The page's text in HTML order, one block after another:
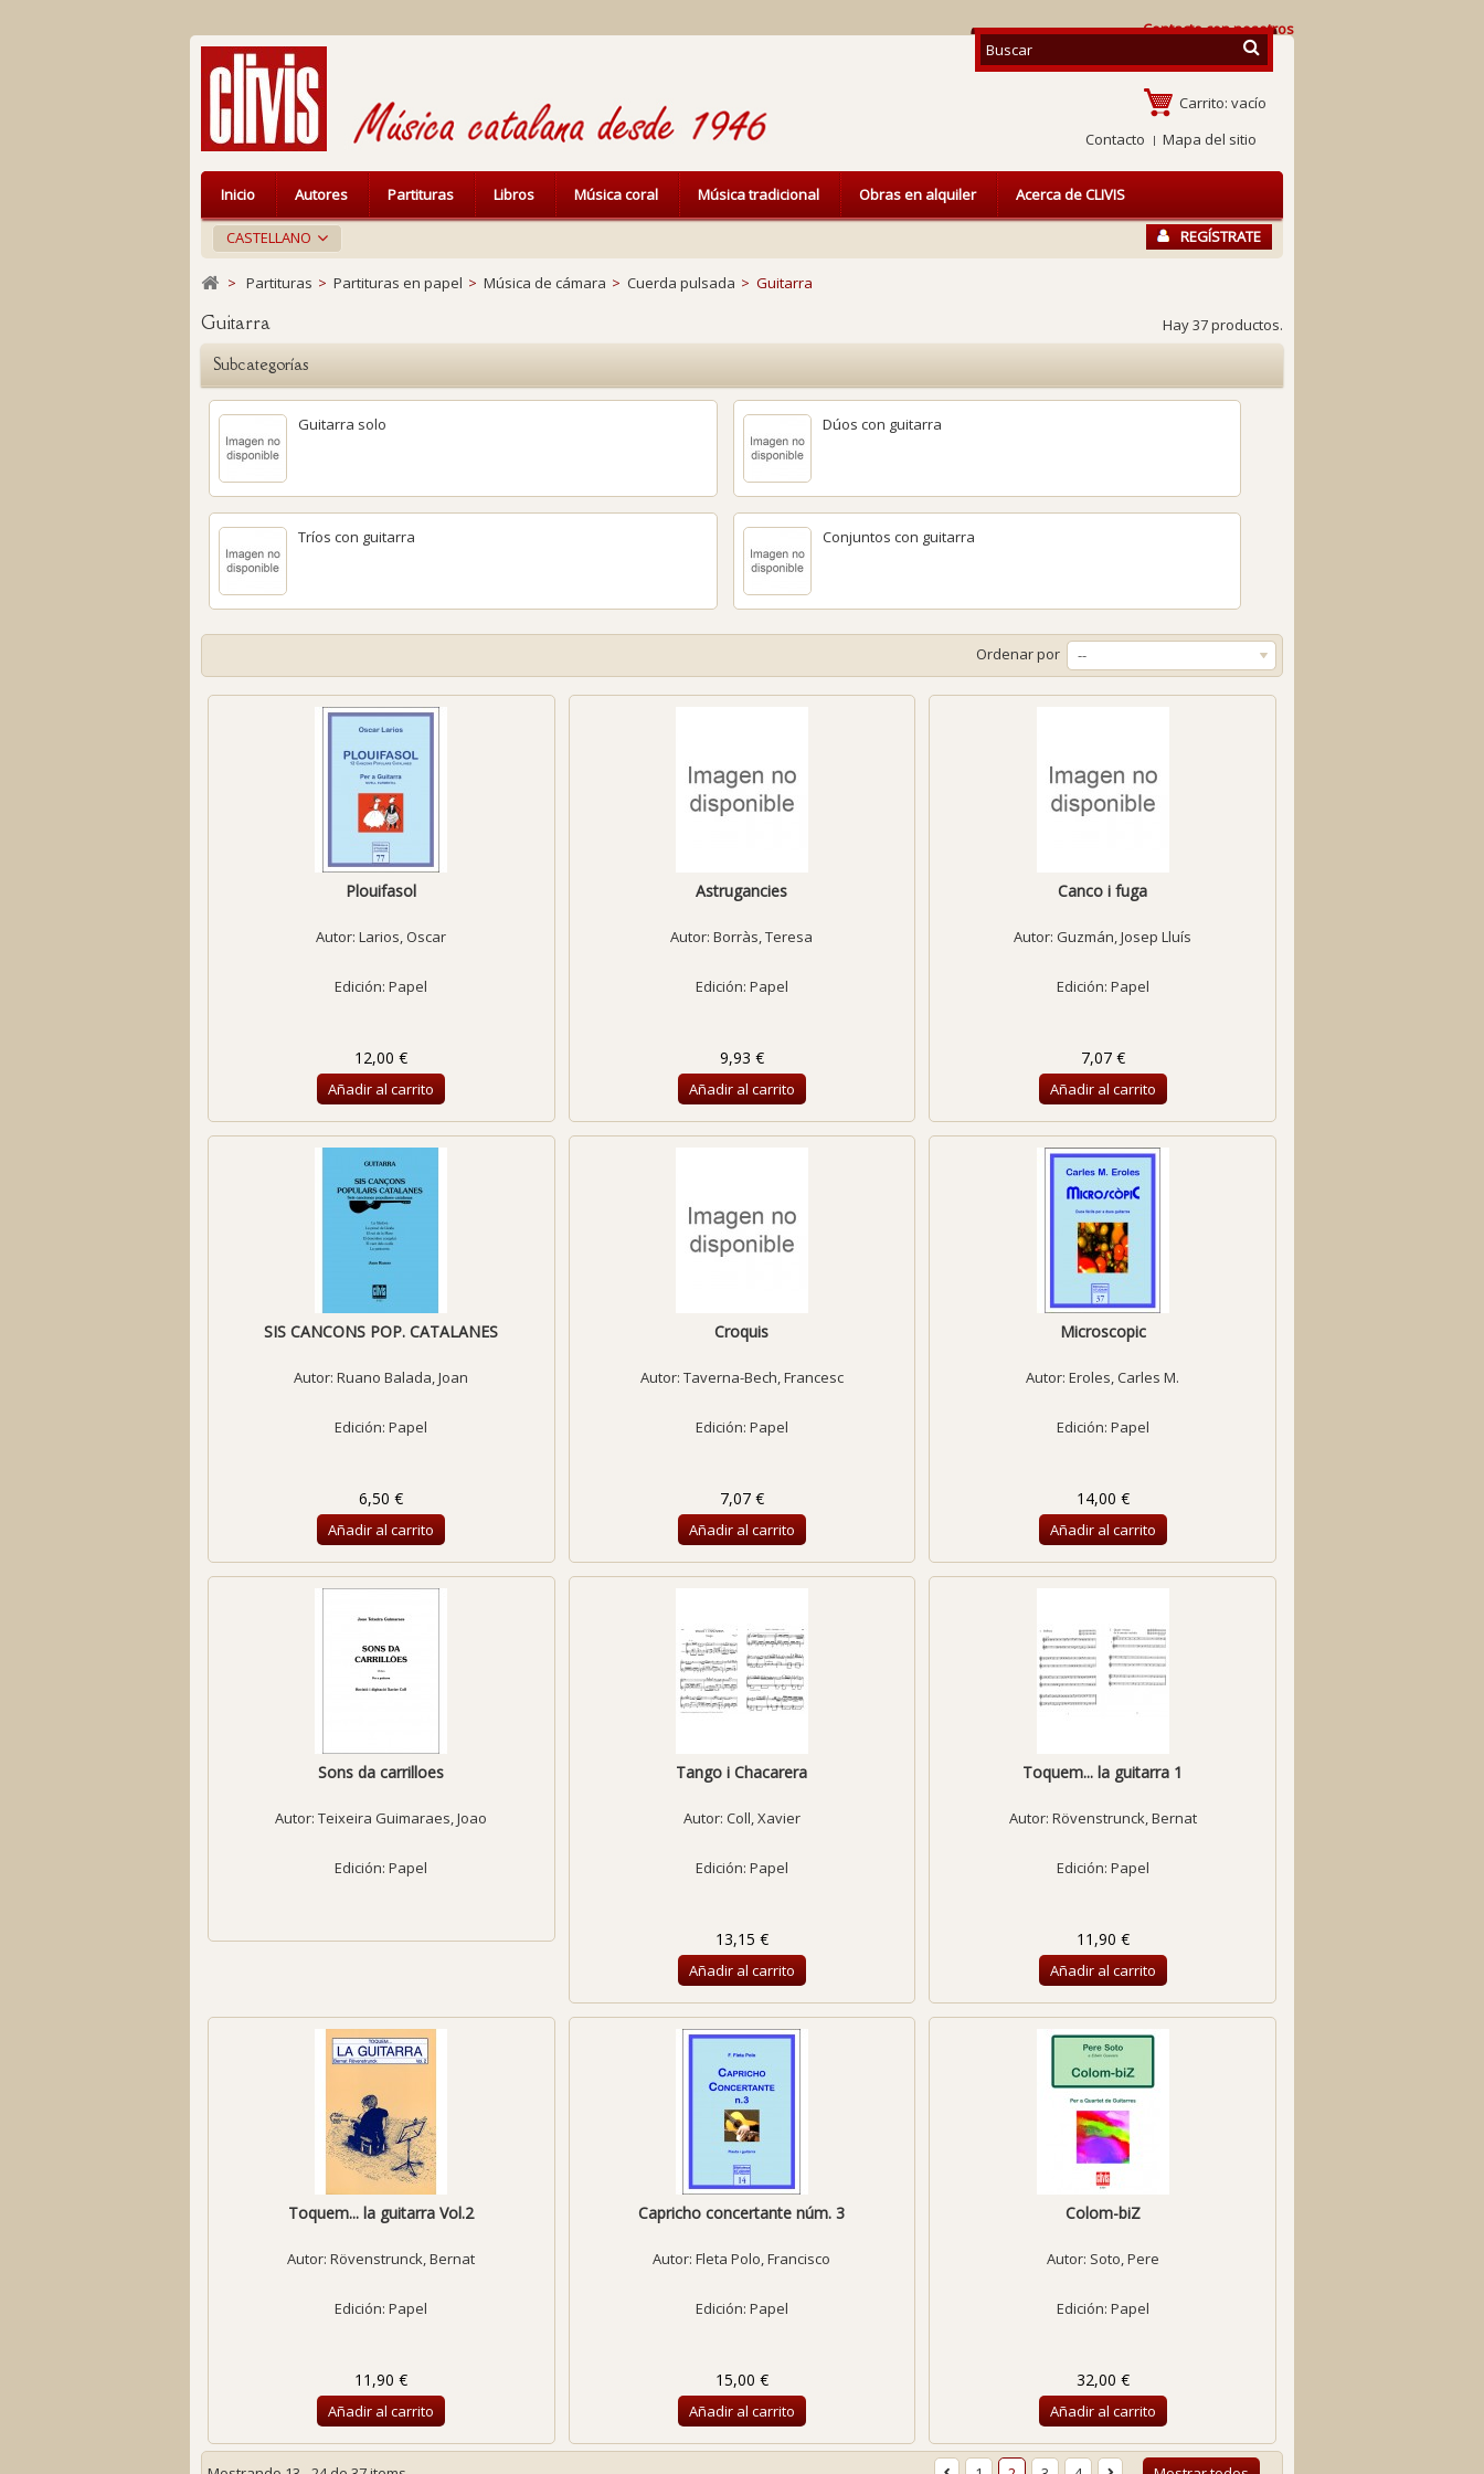
Contacte con nosotros
Carrito: vacío
Contacto
Mapa del sitio
CASTELLANO REGÍSTRATE
Inicio Autores Partituras Libros Música coral Música tradicional Obras en alquiler Acerca de CLIVIS
> Partituras > Partituras en papel > Música de cámara > Cuerda pulsada > Guitarra
Guitarra Hay 37 productos.
Subcategorías
Guitarra solo Dúos con guitarra
Tríos con guitarra Conjuntos con guitarra
Ordenar por --
Plouifasol
Autor:Larios, Oscar
Edición: Papel
12,00 €
Añadir al carrito
Astrugancies
Autor:Borràs, Teresa
Edición: Papel
9,93 €
Añadir al carrito
Canco i fuga
Autor: Guzmán, Josep Lluís
Edición: Papel
7,07 €
Añadir al carrito
SIS CANCONS POP. CATALANES
Autor:Ruano Balada, Joan
Edición: Papel
6,50 €
Añadir al carrito
Croquis
Autor: Taverna-Bech, Francesc
Edición: Papel
7,07 €
Añadir al carrito
Microscopic
Autor:Eroles, Carles M.
Edición: Papel
14,00 €
Añadir al carrito
Sons da carrilloes
Autor:Teixeira Guimaraes, Joao
Edición: Papel
Tango i Chacarera
Autor: Coll, Xavier
Edición: Papel
13,15 €
Añadir al carrito
Toquem... la guitarra 1
Autor: Rövenstrunck, Bernat
Edición: Papel
11,90 €
Añadir al carrito
Toquem... la guitarra Vol.2
Autor:Rövenstrunck, Bernat
Edición: Papel
11,90 €
Añadir al carrito
Capricho concertante núm. 3
Autor:Fleta Polo, Francisco
Edición: Papel
15,00 €
Añadir al carrito
Colom-biZ
Autor: Soto, Pere
Edición: Papel
32,00 €
Añadir al carrito